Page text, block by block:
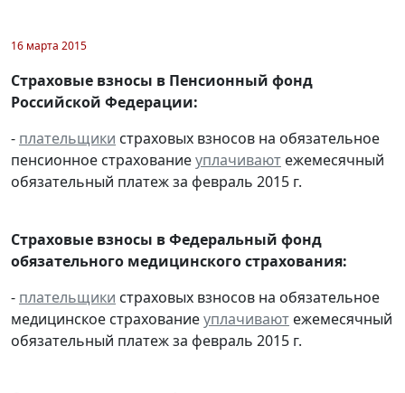
16 марта 2015
Страховые взносы в Пенсионный фонд
Российской Федерации:
- плательщики страховых взносов на обязательное
пенсионное страхованиеуплачивают ежемесячный
обязательный платеж за февраль 2015 г.
Страховые взносы в Федеральный фонд
обязательного медицинского страхования:
- плательщики страховых взносов на обязательное
медицинское страхованиеуплачивают ежемесячный
обязательный платеж за февраль 2015 г.